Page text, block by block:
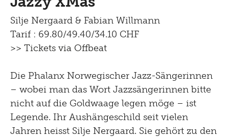
Silje Nergaard & Fabian Willmann
Tarif : 69.80/49.40/34.10 CHF
>> Tickets via Offbeat
Die Phalanx Norwegischer Jazz-Sängerinnen
– wobei man das Wort Jazzsängerinnen bitte
nicht auf die Goldwaage legen möge – ist
Legende. Ihr Aushängeschild seit vielen
Jahren heisst Silje Nergaard. Sie gehört zu den